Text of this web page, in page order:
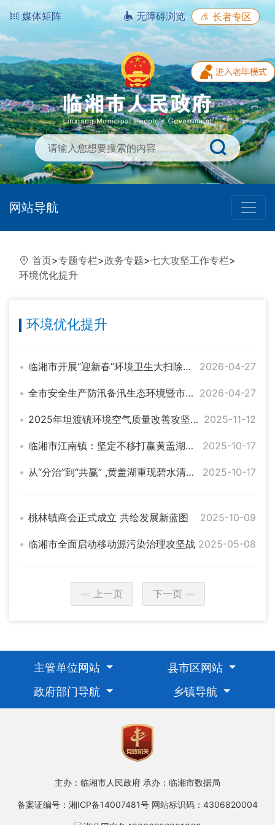
媒体矩阵 无障碍浏览 长者专区
网站导航
首页>专题专栏>政务专题>七大攻坚工作专栏>
环境优化提升
环境优化提升
临湘市开展“迎新春”环境卫生大扫除活动 2026-04-27
全市安全生产防汛备汛生态环境暨市应安委会第一次全体（扩大）会议召开 刘琦出席 2026-04-27
2025年坦渡镇环境空气质量改善攻坚方案 2025-11-12
临湘市江南镇：坚定不移打赢黄盖湖流域水环境整治攻坚战 2025-10-17
从“分治”到“共赢” ,黄盖湖重现碧水清波的新实践 2025-10-17
桃林镇商会正式成立 共绘发展新蓝图 2025-10-09
临湘市全面启动移动源污染治理攻坚战 2025-05-08
<< 上一页 下一页 >>
主管单位网站
县市区网站
政府部门导航
乡镇导航
主办：临湘市人民政府 承办：临湘市数据局
备案证编号：湘ICP备14007481号 网站标识码：4306820004